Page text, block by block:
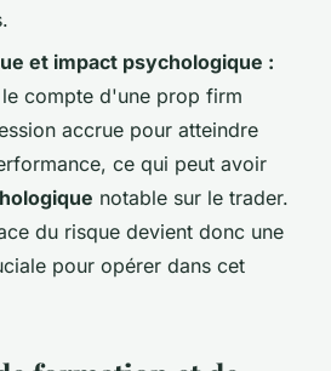
et impact psychologique :
compte d'une prop firm
accrue pour atteindre
ce qui peut avoir
notable sur le trader.
du risque devient donc une
pour opérer dans cet